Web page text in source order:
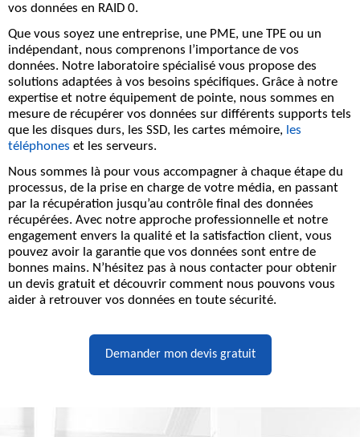
vos données en RAID 0.
Que vous soyez une entreprise, une PME, une TPE ou un
indépendant, nous comprenons l’importance de vos
données. Notre laboratoire spécialisé vous propose des
solutions adaptées à vos besoins spécifiques. Grâce à notre
expertise et notre équipement de pointe, nous sommes en
mesure de récupérer vos données sur différents supports tels
que les disques durs, les SSD, les cartes mémoire, les
téléphones et les serveurs.
Nous sommes là pour vous accompagner à chaque étape du
processus, de la prise en charge de votre média, en passant
par la récupération jusqu’au contrôle final des données
récupérées. Avec notre approche professionnelle et notre
engagement envers la qualité et la satisfaction client, vous
pouvez avoir la garantie que vos données sont entre de
bonnes mains. N’hésitez pas à nous contacter pour obtenir
un devis gratuit et découvrir comment nous pouvons vous
aider à retrouver vos données en toute sécurité.
Demander mon devis gratuit